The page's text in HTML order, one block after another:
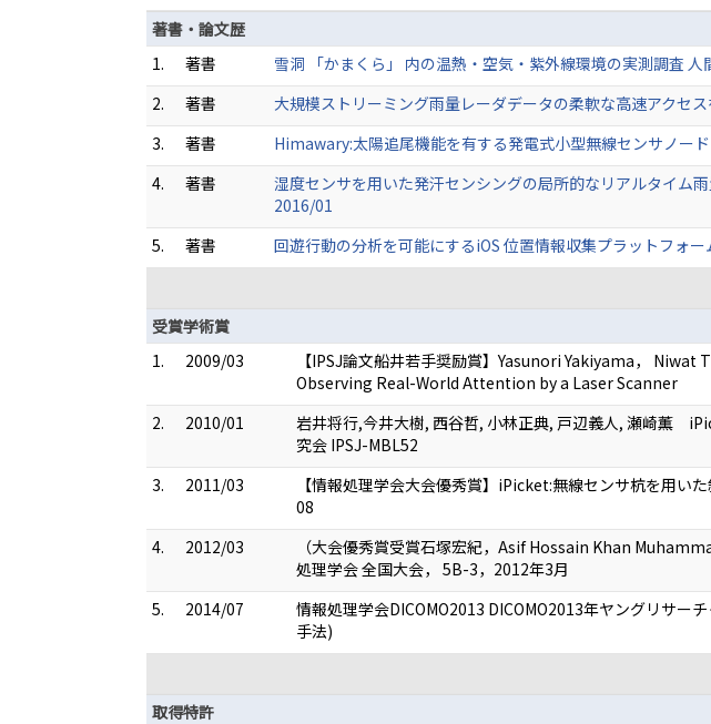
著書・論文歴
1.
著書
雪洞 「かまくら」 内の温熱・空気・紫外線環境の実測調査
2.
著書
大規模ストリーミング雨量レーダデータの柔軟な高速アクセ
3.
著書
Himawary:太陽追尾機能を有する発電式小型無線センサノー
4.
著書
湿度センサを用いた発汗センシングの局所的なリアルタイム
2016/01
5.
著書
回遊行動の分析を可能にするiOS 位置情報収集プラットフォ
受賞学術賞
1.
2009/03
【IPSJ論文船井若手奨励賞】Yasunori Yakiyama，
Observing Real-World Attention by a Laser Scanner
2.
2010/01
岩井将行,今井大樹, 西谷哲, 小林正典, 戸辺義人, 瀬崎薫
究会 IPSJ-MBL52
3.
2011/03
【情報処理学会大会優秀賞】iPicket:無線センサ杭を用
08
4.
2012/03
（大会優秀賞受賞石塚宏紀，Asif Hossain Khan
処理学会 全国大会， 5B-3，2012年3月
5.
2014/07
情報処理学会DICOMO2013 DICOMO2013年ヤングリサー
手法)
取得特許